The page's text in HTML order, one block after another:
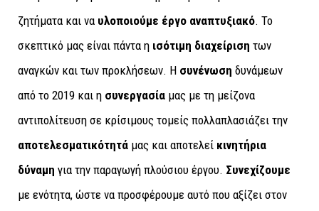
ζητήματα και να υλοποιούμε έργο αναπτυξιακό. Το
σκεπτικό μας είναι πάντα η ισότιμη διαχείριση των
αναγκών και των προκλήσεων. Η συνένωση δυνάμεων
από το 2019 και η συνεργασία μας με τη μείζονα
αντιπολίτευση σε κρίσιμους τομείς πολλαπλασιάζει την
αποτελεσματικότητά μας και αποτελεί κινητήρια
δύναμη για την παραγωγή πλούσιου έργου. Συνεχίζουμε
με ενότητα, ώστε να προσφέρουμε αυτό που αξίζει στον